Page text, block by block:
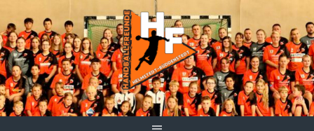
zum
Inhalt